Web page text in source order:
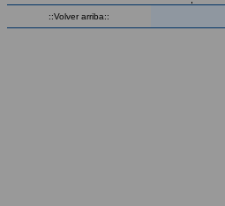
::Volver arriba::